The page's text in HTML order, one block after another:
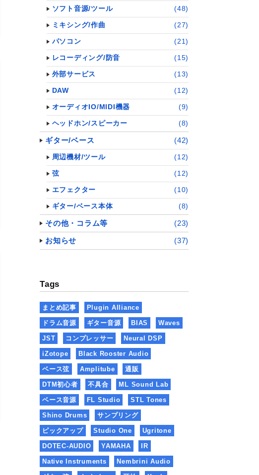
ソフト音源/ツール (48)
ミキシング/作曲 (27)
パソコン (21)
レコーディング/防音 (15)
外部サービス (13)
DAW (12)
オーディオIO/MIDI機器 (9)
ヘッドホン/スピーカー (8)
ギター/ベース (42)
周辺機材/ツール (12)
弦 (12)
エフェクター (10)
ギター/ベース本体 (8)
その他・コラム等 (23)
お知らせ (37)
Tags
まとめ記事 Plugin Alliance
ドラム音源 ギター音源 BIAS Waves
JST コンプレッサー Neural DSP
iZotope Black Rooster Audio
ベース弦 Amplitube 通販
DTM初心者 不具合 ML Sound Lab
ベース音源 FL Studio STL Tones
Shino Drums サンプリング
ピックアップ Studio One Ugritone
DOTEC-AUDIO YAMAHA IR
Native Instruments Nembrini Audio